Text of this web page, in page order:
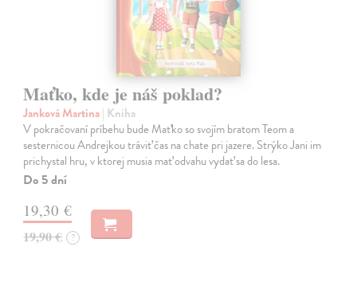
Maťko, kde je náš poklad?
Janková Martina| Kniha
V pokračovaní príbehu bude Maťko so svojím bratom Teom a
sesternicou Andrejkou tráviť čas na chate pri jazere. Strýko Jani im
prichystal hru, v ktorej musia mať odvahu vydať sa do lesa.
Do 5 dní
19,30 €
19,90 € ?